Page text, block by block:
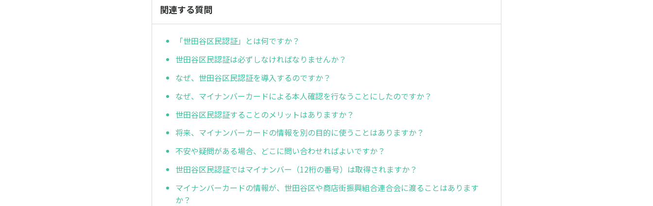
関連する質問
「世田谷区民認証」とは何ですか？
世田谷区民認証は必ずしなければなりませんか？
なぜ、世田谷区民認証を導入するのですか？
なぜ、マイナンバーカードによる本人確認を行なうことにしたのですか？
世田谷区民認証することのメリットはありますか？
将来、マイナンバーカードの情報を別の目的に使うことはありますか？
不安や疑問がある場合、どこに問い合わせればよいですか？
世田谷区民認証ではマイナンバー（12桁の番号）は取得されますか？
マイナンバーカードの情報が、世田谷区や商店街振興組合連合会に渡ることはあります
か？